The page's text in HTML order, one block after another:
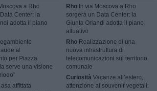
a Rho
Center: la
adotta il piano
al
per Piazza
serve una visione
affittata
Rho In via Moscova a Rho
sorgerà un Data Center: la
Giunta Orlandi adotta il piano
attuativo
Rho Realizzazione di una
nuova infrastruttura di
telecomunicazioni sul territorio
comunale
Curiosità Vacanze all’estero,
attenzione ai souvenir vegetali: